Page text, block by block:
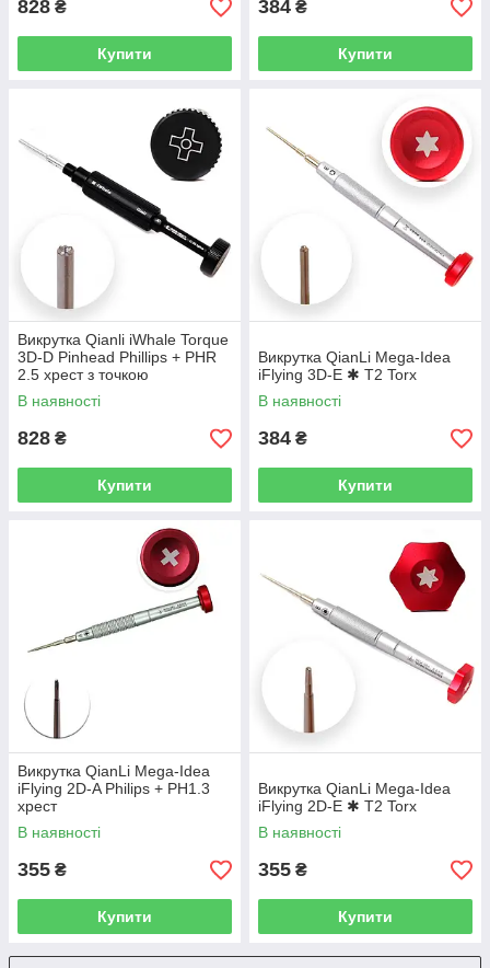
828 ₴
Купити
384 ₴
Купити
Викрутка Qianli iWhale Torque
3D-D Pinhead Phillips + PHR
2.5 хрест з точкою
В наявності
828 ₴
Купити
Викрутка QianLi Mega-Idea
iFlying 3D-E ✱ T2 Torx
В наявності
384 ₴
Купити
Викрутка QianLi Mega-Idea
iFlying 2D-A Philips + PH1.3
хрест
В наявності
355 ₴
Купити
Викрутка QianLi Mega-Idea
iFlying 2D-E ✱ T2 Torx
В наявності
355 ₴
Купити